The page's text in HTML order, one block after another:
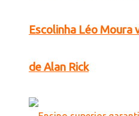
Escolinha Léo Moura
de Alan Rick